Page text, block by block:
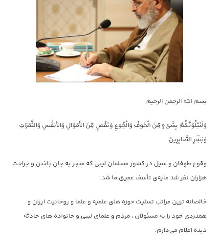
بسم الله الرحمن الرحیم
وَلَنَبْلُوَنَّکُمْ بِشَیْءٍ مِّنَ الْخَوفْ وَالْجُوعِ وَنَقْصٍ مِّنَ الأَمَوَالِ وَالأنفُسِ وَالثَّمَرَاتِ
وَبَشِّرِ الصَّابِرِینَ
وقوع طوفان و سیل در کشور مسلمان لیبی که منجر به جان باختن و جراحت
هزاران نفر شد مایه‌ی تأسف عمیق ما شد.
خالصانه ترین مراتب تسلیت حوزه های علمیه و علما و روحانیت ایران و
همدردی خود را به مسئولان ، مردم و علمای لیبی و خانواده‌ های حادثه
دیده اعلام می‌دارم.